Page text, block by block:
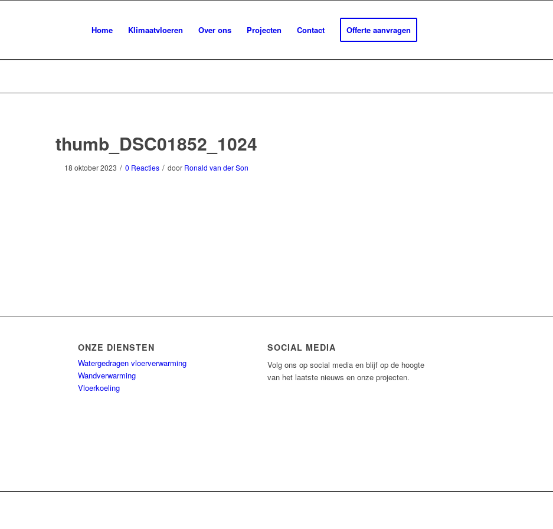
Home Klimaatvloeren Over ons Projecten Contact Offerte aanvragen
thumb_DSC01852_1024
18 oktober 2023 / 0 Reacties / door Ronald van der Son
ONZE DIENSTEN
Watergedragen vloerverwarming
Wandverwarming
Vloerkoeling
SOCIAL MEDIA
Volg ons op social media en blijf op de hoogte
van het laatste nieuws en onze projecten.